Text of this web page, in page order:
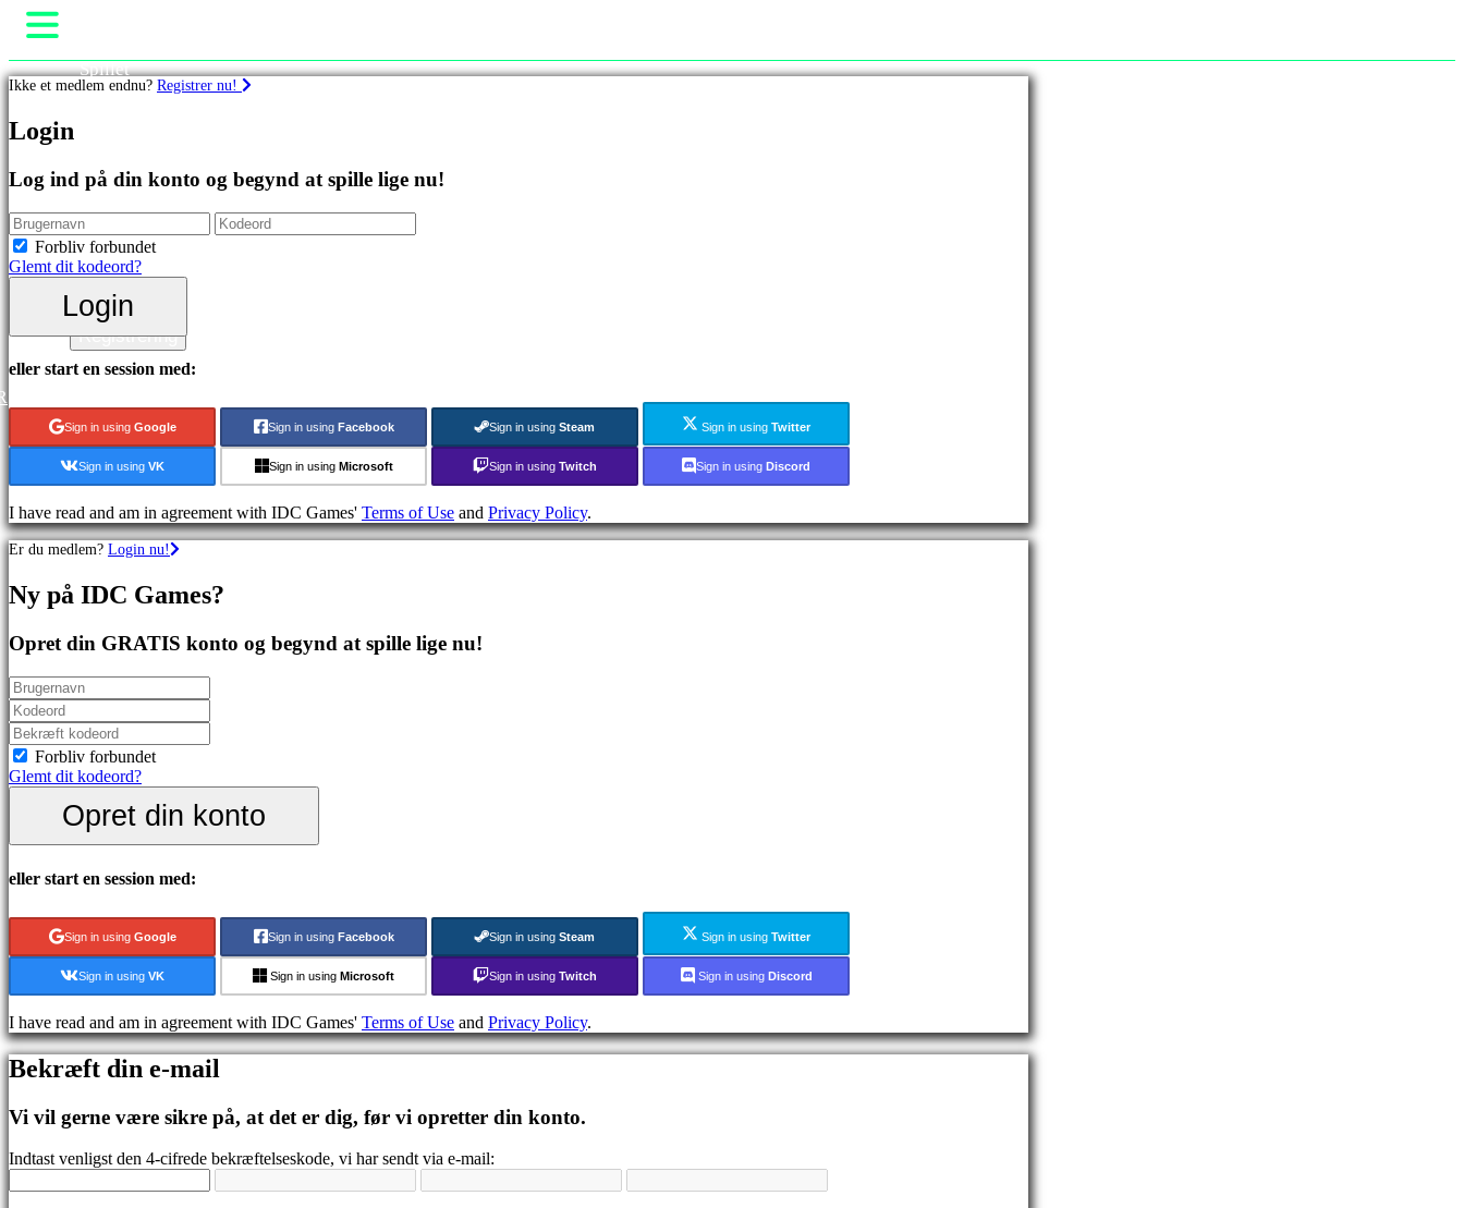
Featured
spil
Nye
udgivelser
Gratis
at
Kategorier
Eventyrspil
MMO
spil
RPG
Sportsspil
Skydespil
Racing
Casual
Indie
Simulation
games
games
Fighting
games
Fællesskab
Spil
events
Nyheder
Medier
Fora
IDC
Gifts
Support
Spillet
Gameplay
Guides
Fora
Butik
Login
Registrering
Ikke et medlem endnu? Registrer nu!
Login
Log ind på din konto og begynd at spille lige nu!
Forbliv forbundet
Glemt dit kodeord?
Login
eller start en session med:
Sign in using Google Sign in using Facebook Sign in using Steam Sign in using Twitter
Sign in using VK Sign in using Microsoft Sign in using Twitch Sign in using Discord
I have read and am in agreement with IDC Games' Terms of Use and Privacy Policy.
Er du medlem? Login nu!
Ny på IDC Games?
Opret din GRATIS konto og begynd at spille lige nu!
Forbliv forbundet
Glemt dit kodeord?
Opret din konto
eller start en session med:
Sign in using Google Sign in using Facebook Sign in using Steam Sign in using Twitter
Sign in using VK Sign in using Microsoft Sign in using Twitch Sign in using Discord
I have read and am in agreement with IDC Games' Terms of Use and Privacy Policy.
Bekræft din e-mail
Vi vil gerne være sikre på, at det er dig, før vi opretter din konto.
Indtast venligst den 4-cifrede bekræftelseskode, vi har sendt via e-mail: